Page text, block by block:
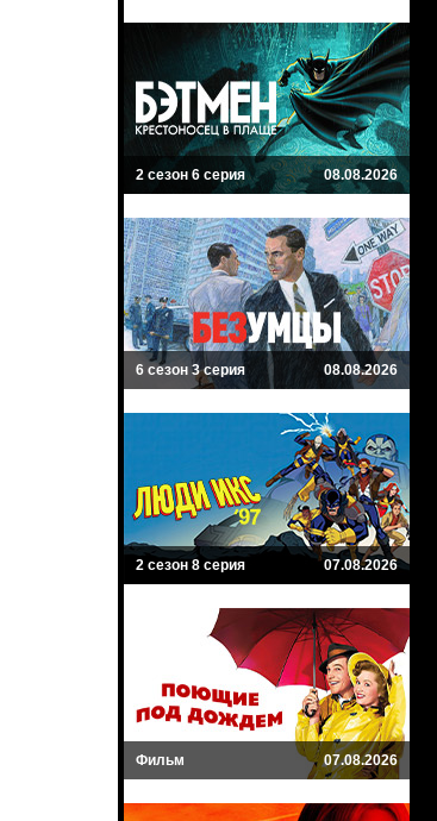
2 сезон 6 серия 08.08.2026
6 сезон 3 серия 08.08.2026
2 сезон 8 серия 07.08.2026
Фильм 07.08.2026